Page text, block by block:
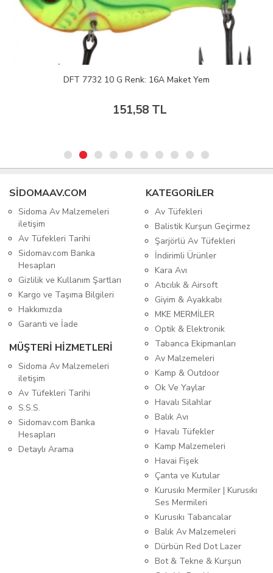
DFT 7732 10 G Renk: 16A Maket Yem
151,58 TL
SIDOMAAV.COM
Sidoma Av Malzemeleri
iletişim
Av Tüfekleri Tarihi
Sidomav.com Banka
Hesapları
Gizlilik ve Kullanım Şartları
Kargo ve Taşıma Bilgileri
Hakkımızda
Garanti ve İade
MÜŞTERİ HİZMETLERİ
Sidoma Av Malzemeleri
iletişim
Av Tüfekleri Tarihi
S.S.S.
Sidomav.com Banka
Hesapları
Detaylı Arama
KATEGORİLER
Av Tüfekleri
Balistik Kurşun Geçirmez
Şarjörlü Av Tüfekleri
İndirimli Ürünler
Kara Avı
Atıcılık & Airsoft
Giyim & Ayakkabı
MKE MERMİLER
Optik & Elektronik
Tabanca Ekipmanları
Av Malzemeleri
Kamp & Outdoor
Ok Ve Yaylar
Havalı Silahlar
Balık Avı
Havalı Tüfekler
Kamp Malzemeleri
Havai Fişek
Çanta ve Kutular
Kurusıkı Mermiler | Kurusıkı
Ses Mermileri
Kurusıkı Tabancalar
Balık Av Malzemeleri
Dürbün Red Dot Lazer
Bot & Tekne & Kurşun